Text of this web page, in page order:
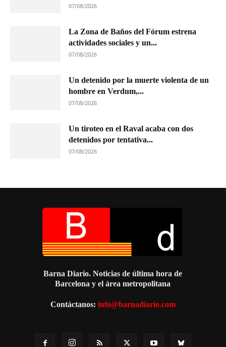
07/08/2026
La Zona de Baños del Fórum estrena
actividades sociales y un...
07/08/2026
Un detenido por la muerte violenta de un
hombre en Verdum,...
07/08/2026
Un tiroteo en el Raval acaba con dos
detenidos por tentativa...
07/08/2026
Barna Diario. Noticias de última hora de
Barcelona y el área metropolitana
Contáctanos: info@barnadiario.com